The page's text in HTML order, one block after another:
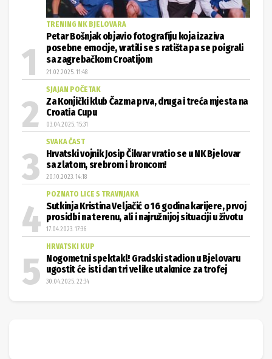
TRENING NK BJELOVARA
Petar Bošnjak objavio fotografiju koja izaziva
posebne emocije, vratili se s ratišta pa se poigrali
sa zagrebačkom Croatijom
21.02.2025. 11:48
SJAJAN POČETAK
Za Konjički klub Čazma prva, druga i treća mjesta na
Croatia Cupu
03.04.2025. 15:31
SVAKA ČAST
Hrvatski vojnik Josip Čikvar vratio se u NK Bjelovar
sa zlatom, srebrom i broncom!
20.10.2023. 14:18
POZNATO LICE S TRAVNJAKA
Sutkinja Kristina Veljačić o 16 godina karijere, prvoj
prosidbi na terenu, ali i najružnijoj situaciji u životu
17.04.2023. 17:36
HRVATSKI KUP
Nogometni spektakl! Gradski stadion u Bjelovaru
ugostit će isti dan tri velike utakmice za trofej
30.04.2025. 22:34